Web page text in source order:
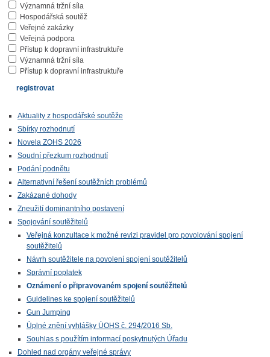
Významná tržní síla
Hospodářská soutěž
Veřejné zakázky
Veřejná podpora
Přístup k dopravní infrastruktuře
Významná tržní síla
Přístup k dopravní infrastruktuře
Aktuality z hospodářské soutěže
Sbírky rozhodnutí
Novela ZOHS 2026
Soudní přezkum rozhodnutí
Podání podnětu
Alternativní řešení soutěžních problémů
Zakázané dohody
Zneužití dominantního postavení
Spojování soutěžitelů
Veřejná konzultace k možné revizi pravidel pro povolování spojení
soutěžitelů
Návrh soutěžitele na povolení spojení soutěžitelů
Správní poplatek
Oznámení o připravovaném spojení soutěžitelů
Guidelines ke spojení soutěžitelů
Gun Jumping
Úplné znění vyhlášky ÚOHS č. 294/2016 Sb.
Souhlas s použítím informací poskytnutých Úřadu
Dohled nad orgány veřejné správy